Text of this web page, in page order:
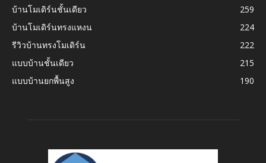
บ้านโมเดิร์นชั้นเดียว
259
บ้านโมเดิร์นทรงแหงน
224
รีวิวบ้านทรงโมเดิร์น
222
แบบบ้านชั้นเดียว
215
แบบบ้านยกพื้นสูง
190